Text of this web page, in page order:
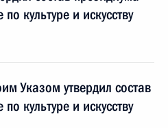
культуре и искусству
Указом утвердил состав
культуре и искусству